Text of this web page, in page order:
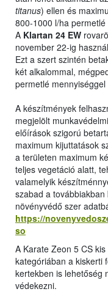
titanus) ellen és
800-1000 l/ha
A Klartan 24 EW
november 22-ig
Ezt a szert szintén
két alkalommal,
permetlé mennyiséggel
A készítmények
megjelölt
előírások szigorú
maximum kijuttatások
a területen maximum
teljes vegetáció alatt,
valamelyik
szabad a
növényvédő szer
https://
so
A Karate Zeon 5 CS
kategóriában a kiskerti
kertekben is lehetőség
védekezni.